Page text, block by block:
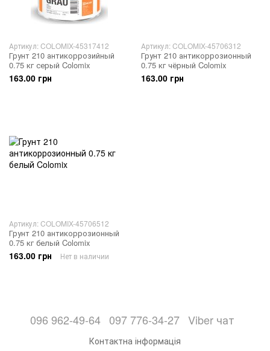
Артикул: COLOMIX-45317412
Грунт 210 антикоррозийный
0.75 кг серый Colomix
163.00 грн
Артикул: COLOMIX-45706312
Грунт 210 антикоррозионный
0.75 кг чёрный Colomix
163.00 грн
Артикул: COLOMIX-45706512
Грунт 210 антикоррозионный
0.75 кг белый Colomix
163.00 грн Нет в наличии
096 962-49-64 097 776-34-27 Viber чат
Контактна інформація